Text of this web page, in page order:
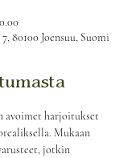
80100 Joensuu, Suomi
avoimet harjoitukset
Mukaan
jotkin